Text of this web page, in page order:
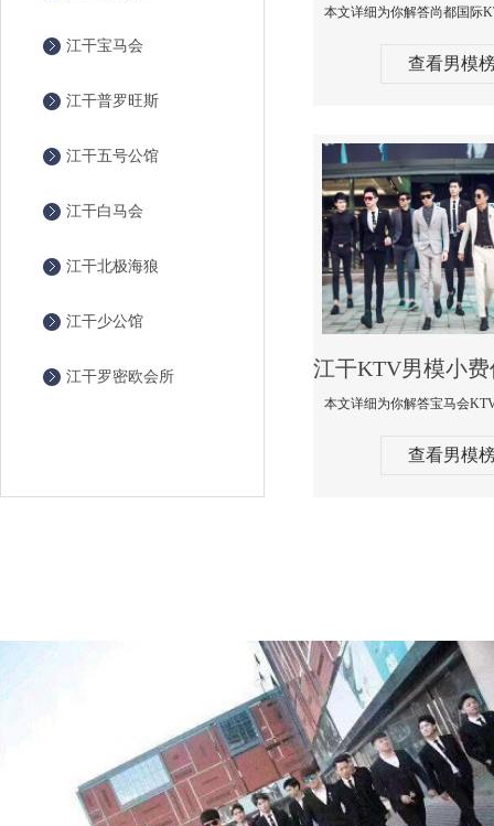
江干宝马会
江干普罗旺斯
江干五号公馆
江干白马会
江干北极海狼
江干少公馆
江干罗密欧会所
查看男模
查看男模